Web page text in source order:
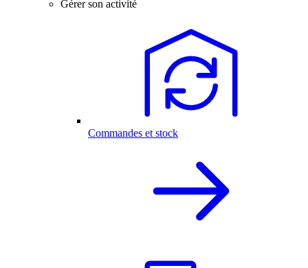
Gérer son activité
Commandes et stock